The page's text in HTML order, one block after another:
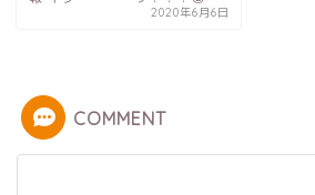
2020年6月6日
COMMENT